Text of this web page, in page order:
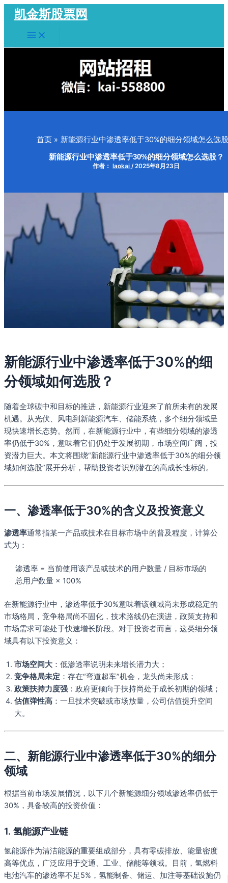
容
凯金斯股票网
Main
Menu
首页 新能源行业中渗透率低于30%的细分领域怎么选
新能源行业中渗透率低于30%的细分领域怎么选股？
作者： laokai /2025年8月23日
新能源行业中渗透率低于30%的细
分领域如何选股？
随着全球碳中和目标的推进，新能源行业迎来了前所未有的发展
机遇。从光伏、风电到新能源汽车、储能系统，多个细分领域呈
现快速增长态势。然而，在新能源行业中，有些细分领域的渗透
率仍低于30%，意味着它们仍处于发展初期，市场空间广阔，投
资潜力巨大。本文将围绕“新能源行业中渗透率低于30%的细分领
域如何选股”展开分析，帮助投资者识别潜在的高成长性标的。
一、渗透率低于30%的含义及投资意义
渗透率通常指某一产品或技术在目标市场中的普及程度，计算公
式为：
渗透率 = 当前使用该产品或技术的用户数量 / 目标市场的
总用户数量 × 100%
在新能源行业中，渗透率低于30%意味着该领域尚未形成稳定的
市场格局，竞争格局尚不固化，技术路线仍在演进，政策支持和
市场需求可能处于快速增长阶段。对于投资者而言，这类细分领
域具有以下投资意义：
市场空间大 ：低渗透率说明未来增长潜力大；
竞争格局未定 ：存在“弯道超车”机会，龙头尚未形成；
政策扶持力度强 ：政府更倾向于扶持尚处于成长初期的领域；
估值弹性高 ：一旦技术突破或市场放量，公司估值提升空间
大。
二、新能源行业中渗透率低于30%的细分
领域
根据当前市场发展情况，以下几个新能源细分领域渗透率仍低于
30%，具备较高的投资价值：
1. 氢能源产业链
氢能源作为清洁能源的重要组成部分，具有零碳排放、能量密度
高等优点，广泛应用于交通、工业、储能等领域。目前，氢燃料
电池汽车的渗透率不足5%，氢能制备、储运、加注等基础设施仍